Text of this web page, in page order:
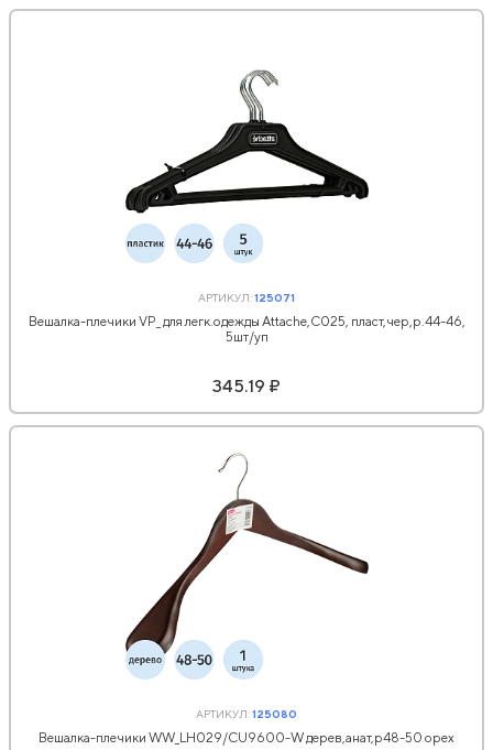
АРТИКУЛ:125071
Вешалка-плечики VP_ для легк.одежды Attache,С025, пласт,чер,р.44-46,
5шт/уп
345.19 ₽
АРТИКУЛ:125080
Вешалка-плечики WW_LH029/CU9600-W дерев,анат,р48-50 орех